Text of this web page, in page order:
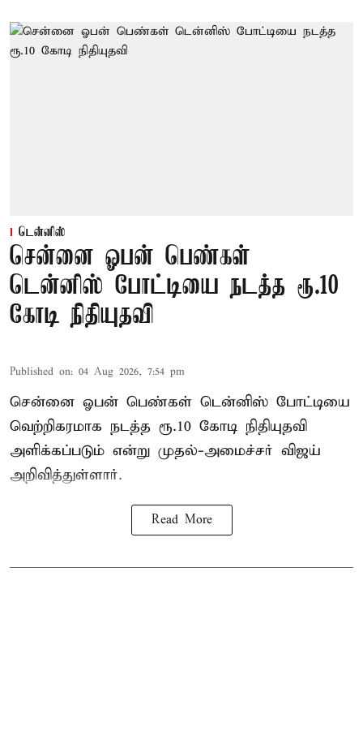
டென்னிஸ்
சென்னை ஓபன் பெண்கள்
டென்னிஸ் போட்டியை நடத்த ரூ.10
கோடி நிதியுதவி
Published on: 04 Aug 2026, 7:54 pm
சென்னை ஓபன் பெண்கள் டென்னிஸ் போட்டியை
வெற்றிகரமாக நடத்த ரூ.10 கோடி நிதியுதவி
அளிக்கப்படும் என்று முதல்-அமைச்சர் விஜய்
அறிவித்துள்ளார்.
Read More